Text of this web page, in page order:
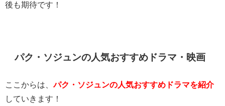
後も期待です！
パク・ソジュンの人気おすすめドラマ・映画
ここからは、パク・ソジュンの人気おすすめドラマを紹介
していきます！